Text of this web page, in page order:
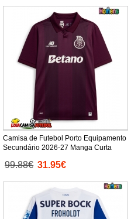
Camisa de Futebol Porto Equipamento
Secundário 2026-27 Manga Curta
99.88€ 31.95€